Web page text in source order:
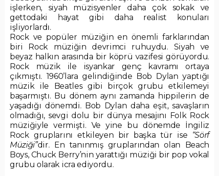
işlerken, siyah müzisyenler daha çok sokak ve
gettodaki hayat gibi daha realist konuları
işliyorlardı.
Rock ve popüler müziğin en önemli farklarından
biri Rock müziğin devrimci ruhuydu. Siyah ve
beyaz halkın arasında bir köprü vazifesi görüyordu.
Rock müzik ile isyankar genç kavramı ortaya
çıkmıştı. 1960’lara gelindiğinde Bob Dylan yaptığı
müzik ile Beatles gibi birçok grubu etkilemeyi
başarmıştı. Bu dönem aynı zamanda hippilerin de
yaşadığı dönemdi. Bob Dylan daha eşit, savaşların
olmadığı, sevgi dolu bir dünya mesajını Folk Rock
müziğiyle vermişti. Ve yine bu dönemde İngiliz
Rock gruplarını etkileyen bir başka tür ise “Sörf
Müziği”dir. En tanınmış gruplarından olan Beach
Boys, Chuck Berry’nin yarattığı müziği bir pop vokal
grubu olarak icra ediyordu.